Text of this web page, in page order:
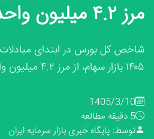
مرز ۴.۲ میلیون واحد
۱۴۰۵ بازار سهام، از مرز ۴.۲ میلیون واحد عبور کرد.
1405/3/10
5 دقیقه مطالعه
توسط: پایگاه خبری بازار سرمایه ایران